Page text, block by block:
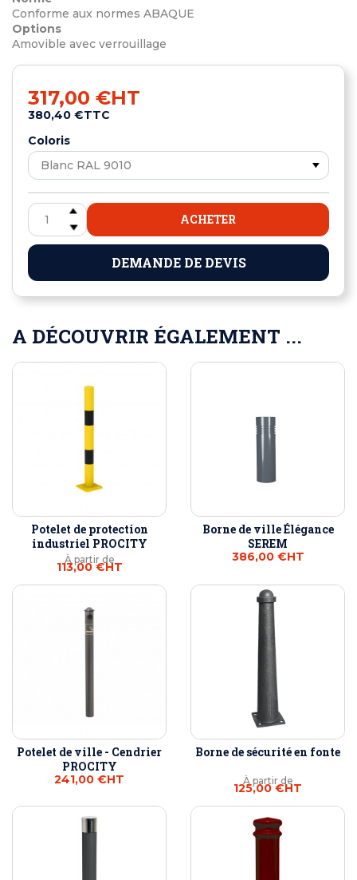
Conforme aux normes ABAQUE
Options
Amovible avec verrouillage
317,00 €HT
380,40 €TTC
Coloris
ACHETER
DEMANDE DE DEVIS
A DÉCOUVRIR ÉGALEMENT ...
Potelet de protection
industriel PROCITY
À partir de
113,00 €HT
Borne de ville Élégance
SEREM
386,00 €HT
Potelet de ville - Cendrier
PROCITY
241,00 €HT
Borne de sécurité en fonte
À partir de
125,00 €HT